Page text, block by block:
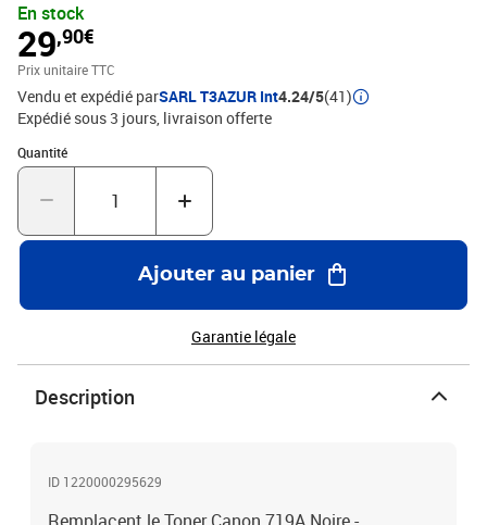
MF-5940DN, MF-5980DW, MF-6140DN, MF-6180DW - Capacité: 2
300 pages avec un rendement de 5% , repondent à toutes les
normes européennes ISO 9001/14001, STMC, CE, ROHS . Encre de
haute qualité qui garantie une excellence qualité d'impression -
Marque T3AZUR
En stock
29,90€
Prix unitaire TTC
Vendu et expédié parSARL T3AZUR Int4.24/5(41)
Expédié sous 3 jours livraison offerte
Quantité
Quantité : 1
Ajouter au panier
Garantie légale
Description
ID 1220000295629